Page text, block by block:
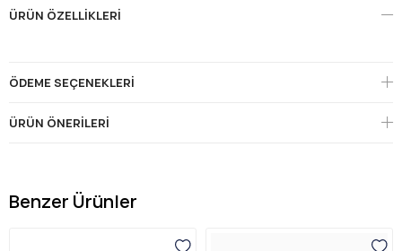
ÜRÜN ÖZELLIKLERI
ÖDEME SEÇENEKLERI
ÜRÜN ÖNERILERI
Benzer Ürünler